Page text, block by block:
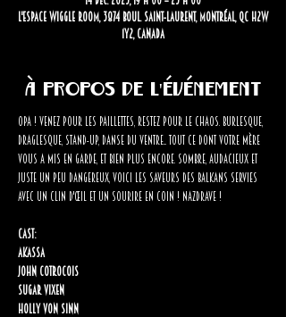
L'Espace Wiggle Room, 3874 Boul. Saint-Laurent, Montréal, QC H2W
1Y2, Canada
À propos de l'événement
Opa ! Venez pour les paillettes, restez pour le chaos. Burlesque,
draglesque, stand-up, danse du ventre... tout ce dont votre mère
vous a mis en garde, et bien plus encore. Sombre, audacieux et
juste un peu dangereux, voici les saveurs des Balkans servies
avec un clin d'œil et un sourire en coin ! Nazdrave !
Cast:
Akassa
John Cotrocois
Sugar Vixen
Holly Von Sinn